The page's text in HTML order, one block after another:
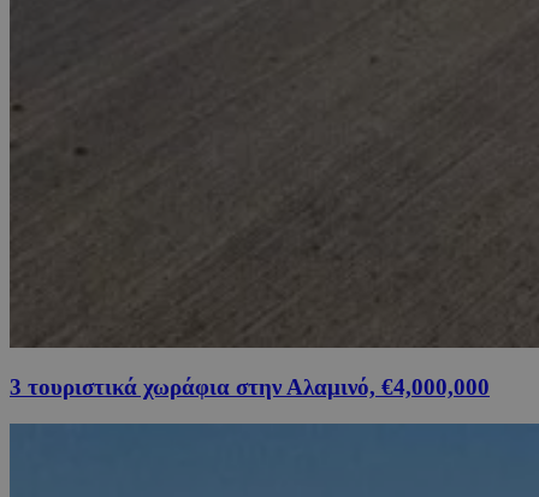
3 τουριστικά χωράφια στην Αλαμινό, €4,000,000